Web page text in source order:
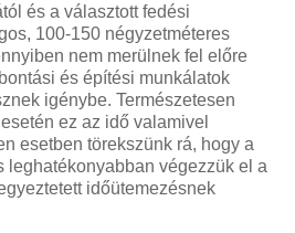
és a választott fedési
100-150 négyzetméteres
nem merülnek fel előre
és építési munkálatok
igénybe. Természetesen
ez az idő valamivel
esetben törekszünk rá, hogy a
leghatékonyabban végezzük el a
időütemezésnek